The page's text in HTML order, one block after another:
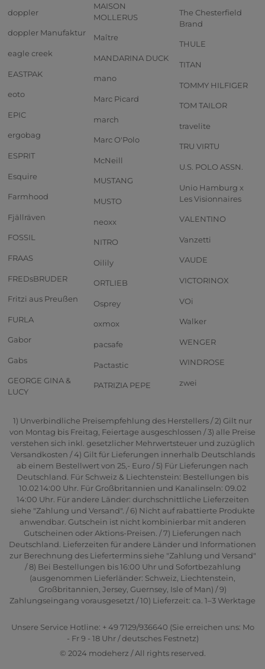
doppler
doppler Manufaktur
eagle creek
EASTPAK
eoto
EPIC
ergobag
ESPRIT
Esquire
Farmhood
Fjällräven
FOSSIL
FRAAS
FREDsBRUDER
Fritzi aus Preußen
FURLA
Gabor
Gabs
GEORGE GINA &
LUCY
MAISON
MOLLERUS
Maître
MANDARINA DUCK
mano
Marc Picard
march
Marc O'Polo
McNeill
MUSTANG
MUSTO
neoxx
NITRO
Oilily
ORTLIEB
Osprey
oxmox
pacsafe
Pactastic
PATRIZIA PEPE
The Chesterfield
Brand
THULE
TITAN
TOMMY HILFIGER
TOM TAILOR
travelite
TRU VIRTU
U.S. POLO ASSN.
Unio Hamburg x
Les Visionnaires
VALENTINO
Vanzetti
VAUDE
VICTORINOX
VOi
Walker
WENGER
WINDROSE
zwei
1) Unverbindliche Preisempfehlung des Herstellers / 2) Gilt nur
von Montag bis Freitag, Feiertage ausgeschlossen / 3) alle Preise
verstehen sich inkl. gesetzlicher Mehrwertsteuer und zuzüglich
Versandkosten / 4) Gilt für Lieferungen innerhalb Deutschlands
ab einem Bestellwert von 25,- Euro / 5) Für Lieferungen nach
Deutschland. Für Schweiz & Liechtenstein: Bestellungen bis
10.02 14:00 Uhr. Für Großbritannien und Kanalinseln: 09.02
14:00 Uhr. Für andere Länder: durchschnittliche Lieferzeiten
siehe "Zahlung und Versand". / 6) Nicht auf rabattierte Produkte
anwendbar. Gutschein ist nicht kombinierbar mit anderen
Gutscheinen oder Aktions-Preisen. / 7) Lieferungen nach
Deutschland. Lieferzeiten für andere Länder und Informationen
zur Berechnung des Liefertermins siehe "Zahlung und Versand"
/ 8) Bei Bestellungen bis 16:00 Uhr und Sofortbezahlung
(ausgenommen Lieferländer: Schweiz, Liechtenstein,
Großbritannien, Jersey, Guernsey, Isle of Man) / 9)
Zahlungseingang vorausgesetzt / 10) Lieferzeit: ca. 1–3 Werktage
Unsere Service Hotline: + 49 7129/936640 (Sie erreichen uns: Mo
- Fr 9 - 18 Uhr / deutsches Festnetz)
© 2024 modeherz / All rights reserved.